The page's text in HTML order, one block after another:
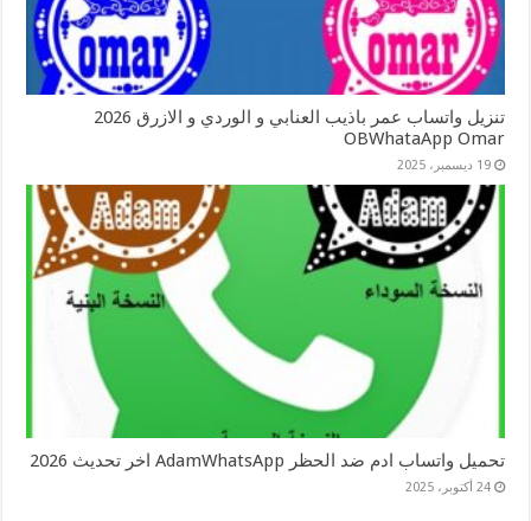
تنزيل واتساب عمر باذيب العنابي و الوردي و الازرق 2026
OBWhataApp Omar
19 ديسمبر، 2025
تحميل واتساب ادم ضد الحظر AdamWhatsApp اخر تحديث 2026
24 أكتوبر، 2025